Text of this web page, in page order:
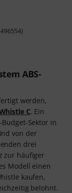
ABS-
werden,
C. Ein
Sektor in
von der
drei
zur häufiger
Modell einen
kaufen,
belohnt.